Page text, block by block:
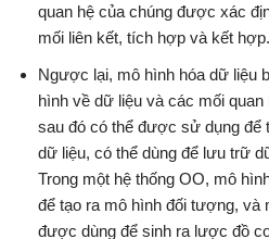
quan hệ của chúng được xác
mối liên kết, tích hợp và kết hợp.
Ngược lại, mô hình hóa dữ liệu
hình về dữ liệu và các mối
sau đó có thể được sử dụng
dữ liệu, có thể dùng để lưu trữ
Trong một hệ thống OO, mô
để tạo ra mô hình đối tượng, và
được dùng để sinh ra lược đồ